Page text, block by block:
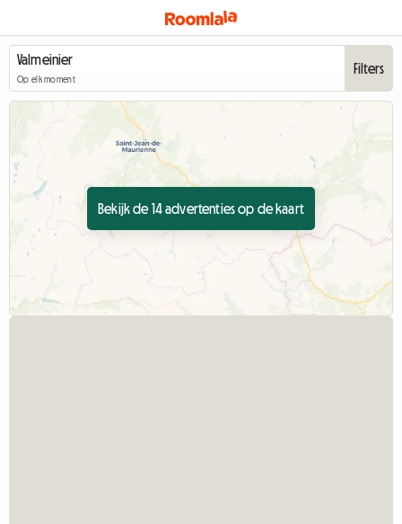
Op elk moment
Filters
Bekijk de 14 advertenties op de kaart